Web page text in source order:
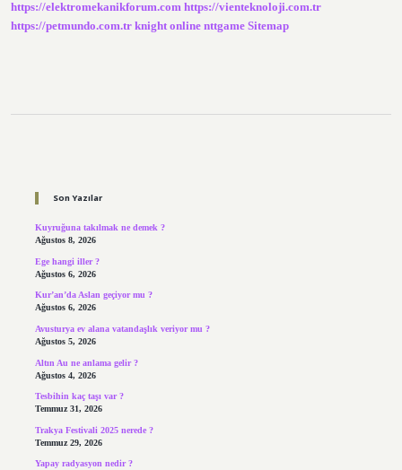
https://elektromekanikforum.com https://vienteknoloji.com.tr
https://petmundo.com.tr knight online nttgame Sitemap
Son Yazılar
Kuyruğuna takılmak ne demek ?
Ağustos 8, 2026
Ege hangi iller ?
Ağustos 6, 2026
Kur’an’da Aslan geçiyor mu ?
Ağustos 6, 2026
Avusturya ev alana vatandaşlık veriyor mu ?
Ağustos 5, 2026
Altın Au ne anlama gelir ?
Ağustos 4, 2026
Tesbihin kaç taşı var ?
Temmuz 31, 2026
Trakya Festivali 2025 nerede ?
Temmuz 29, 2026
Yapay radyasyon nedir ?